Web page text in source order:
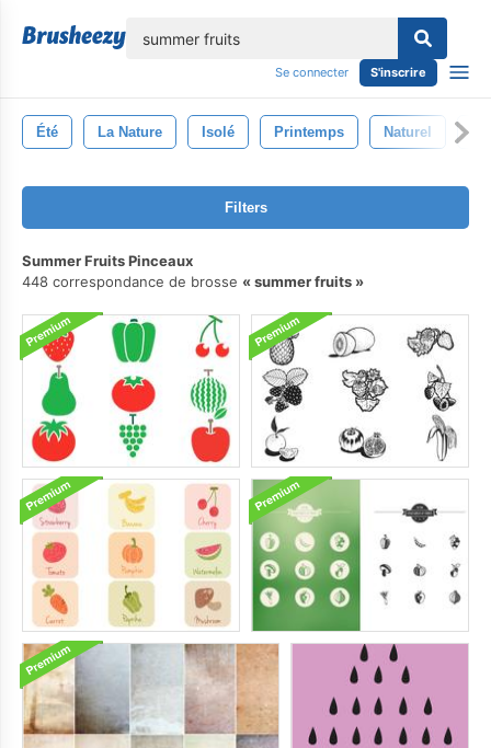
Se connecter S'inscrire
Été La Nature Isolé Printemps Naturel
Filters
Summer Fruits Pinceaux
448 correspondance de brosse
summer fruits